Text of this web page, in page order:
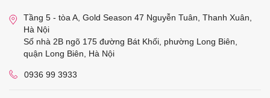
Tầng 5 - tòa A, Gold Season 47 Nguyễn Tuân, Thanh Xuân,
Hà Nội
Số nhà 2B ngõ 175 đường Bát Khối, phường Long Biên,
quận Long Biên, Hà Nội
0936 99 3933